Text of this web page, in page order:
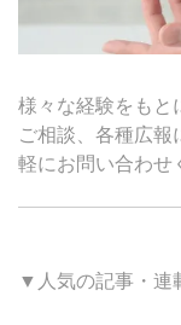
様々な経験をもと
ご相談、各種広
軽にお問い合わせ
▼人気の記事・連